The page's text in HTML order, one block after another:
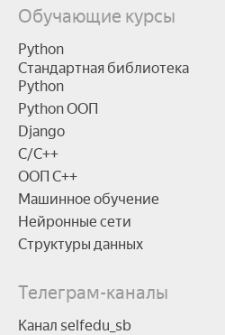
Обучающие курсы
Python
Стандартная библиотека
Python
Python ООП
Django
C/C++
ООП C++
Машинное обучение
Нейронные сети
Структуры данных
Телеграм-каналы
Канал selfedu_sb